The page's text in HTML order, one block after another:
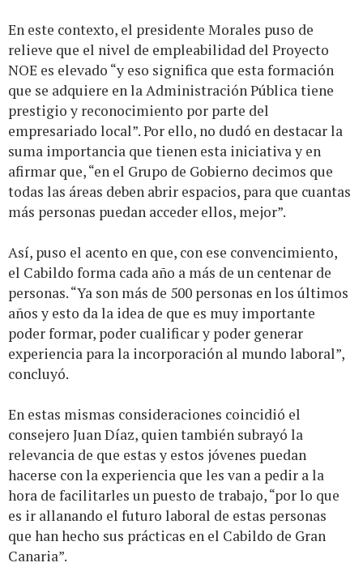
En este contexto, el presidente Morales puso de
relieve que el nivel de empleabilidad del Proyecto
NOE es elevado “y eso significa que esta formación
que se adquiere en la Administración Pública tiene
prestigio y reconocimiento por parte del
empresariado local”. Por ello, no dudó en destacar la
suma importancia que tienen esta iniciativa y en
afirmar que, “en el Grupo de Gobierno decimos que
todas las áreas deben abrir espacios, para que cuantas
más personas puedan acceder ellos, mejor”.
Así, puso el acento en que, con ese convencimiento,
el Cabildo forma cada año a más de un centenar de
personas. “Ya son más de 500 personas en los últimos
años y esto da la idea de que es muy importante
poder formar, poder cualificar y poder generar
experiencia para la incorporación al mundo laboral”,
concluyó.
En estas mismas consideraciones coincidió el
consejero Juan Díaz, quien también subrayó la
relevancia de que estas y estos jóvenes puedan
hacerse con la experiencia que les van a pedir a la
hora de facilitarles un puesto de trabajo, “por lo que
es ir allanando el futuro laboral de estas personas
que han hecho sus prácticas en el Cabildo de Gran
Canaria”.